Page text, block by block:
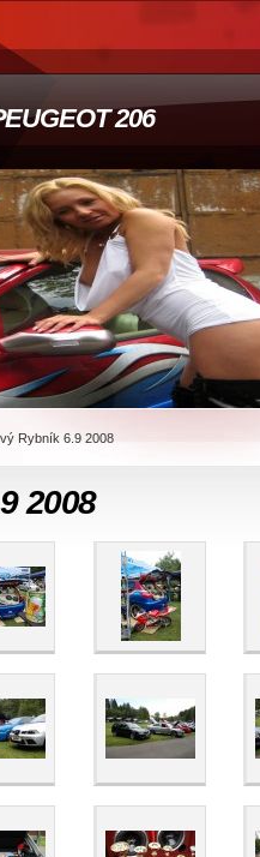
206
Rybník 6.9 2008
2008